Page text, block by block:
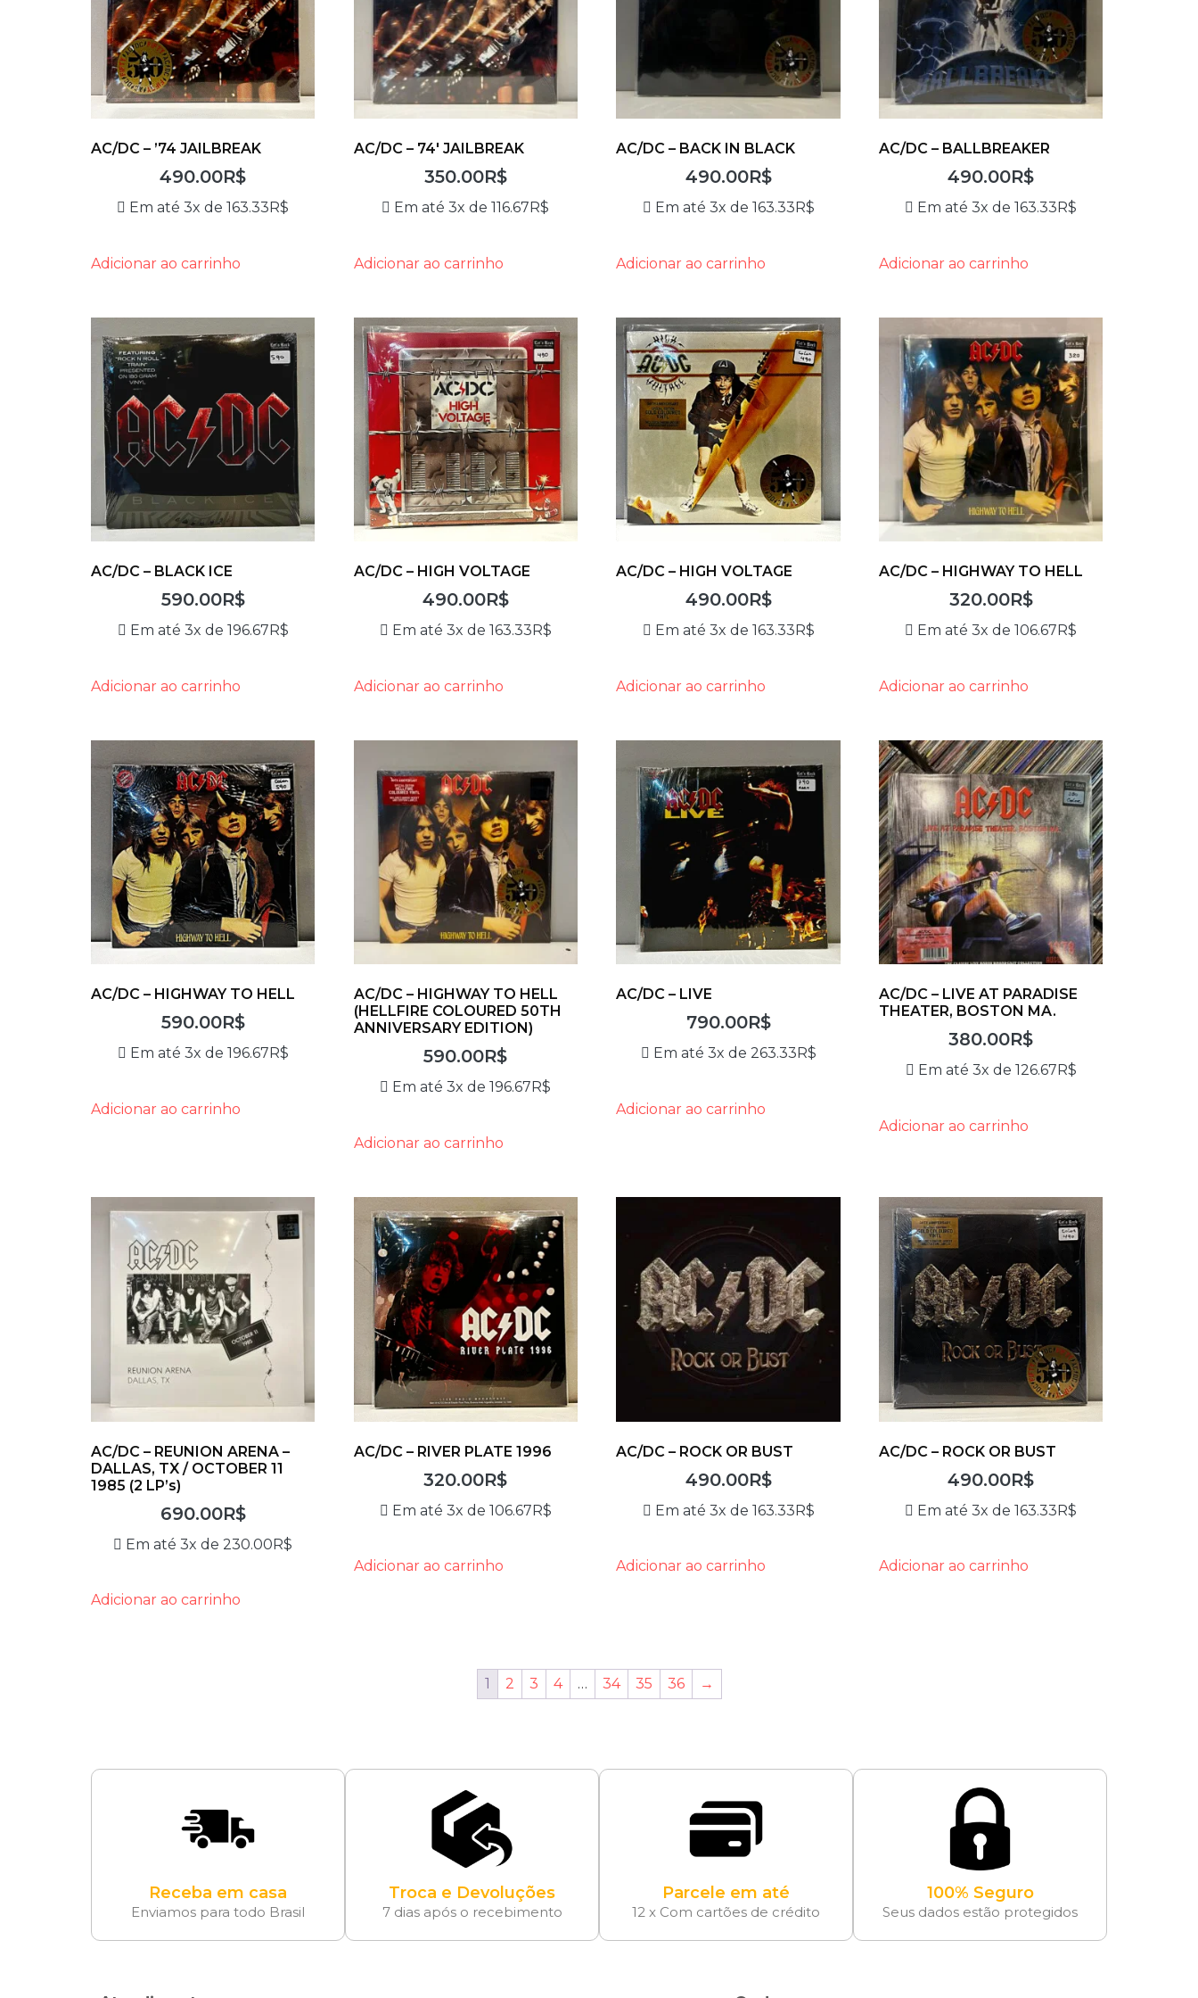
AC/DC – ’74 JAILBREAK
490.00R$
Em até 3x de163.33 R$
Adicionar ao carrinho
AC/DC – 74′ JAILBREAK
350.00R$
Em até 3x de116.67 R$
Adicionar ao carrinho
AC/DC – BACK IN BLACK
490.00R$
Em até 3x de 163.33 R$
Adicionar ao carrinho
AC/DC – BALLBREAKER
490.00R$
Em até 3x de163.33 R$
Adicionar ao carrinho
AC/DC – BLACK ICE
590.00R$
Em até 3x de 196.67 R$
Adicionar ao carrinho
AC/DC – HIGH VOLTAGE
490.00R$
Em até 3x de 163.33 R$
Adicionar ao carrinho
AC/DC – HIGH VOLTAGE
490.00R$
Em até 3x de 163.33 R$
Adicionar ao carrinho
AC/DC – HIGHWAY TO HELL
320.00R$
Em até 3x de106.67 R$
Adicionar ao carrinho
AC/DC – HIGHWAY TO HELL
590.00R$
Em até 3x de 196.67 R$
Adicionar ao carrinho
AC/DC – HIGHWAY TO HELL
(HELLFIRE COLOURED 50TH
ANNIVERSARY EDITION)
590.00R$
Em até 3x de196.67 R$
Adicionar ao carrinho
AC/DC – LIVE
790.00R$
Em até 3x de 263.33 R$
Adicionar ao carrinho
AC/DC – LIVE AT PARADISE
THEATER, BOSTON MA.
380.00R$
Em até 3x de 126.67 R$
Adicionar ao carrinho
AC/DC – REUNION ARENA –
DALLAS, TX / OCTOBER 11
1985 (2 LP’s)
690.00R$
Em até 3x de 230.00R$
Adicionar ao carrinho
AC/DC – RIVER PLATE 1996
320.00R$
Em até 3x de 106.67R$
Adicionar ao carrinho
AC/DC – ROCK OR BUST
490.00R$
Em até 3x de 163.33R$
Adicionar ao carrinho
AC/DC – ROCK OR BUST
490.00R$
Em até 3x de163.33R$
Adicionar ao carrinho
1 2 3 4 … 34 35 36 →
Receba em casa
Enviamos para todo Brasil
Troca e Devoluções
7 dias após o recebimento
Parcele em até
12 x Com cartões de crédito
100% Seguro
Seus dados estão protegidos